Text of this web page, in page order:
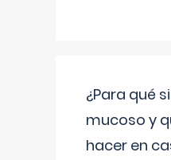
¿Para qué
mucoso y
hacer en